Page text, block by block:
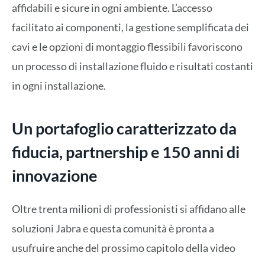
affidabili e sicure in ogni ambiente. L’accesso
facilitato ai componenti, la gestione semplificata dei
cavi e le opzioni di montaggio flessibili favoriscono
un processo di installazione fluido e risultati costanti
in ogni installazione.
Un portafoglio caratterizzato da
fiducia, partnership e 150 anni di
innovazione
Oltre trenta milioni di professionisti si affidano alle
soluzioni Jabra e questa comunità è pronta a
usufruire anche del prossimo capitolo della video